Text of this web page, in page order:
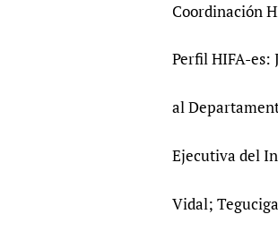
Coordinación
Perfil HIFA-es:
al
Ejecutiva del
Vidal;